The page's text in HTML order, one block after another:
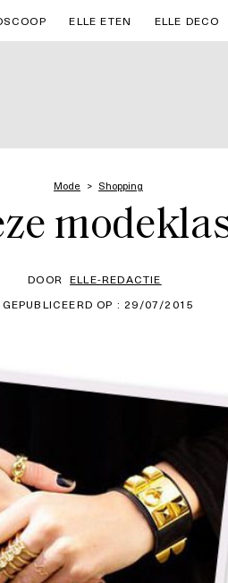
ELLE ETEN ELLE DECO
Mode Shopping
DOOR ELLE-REDACTIE
GEPUBLICEERD OP : 29/07/2015